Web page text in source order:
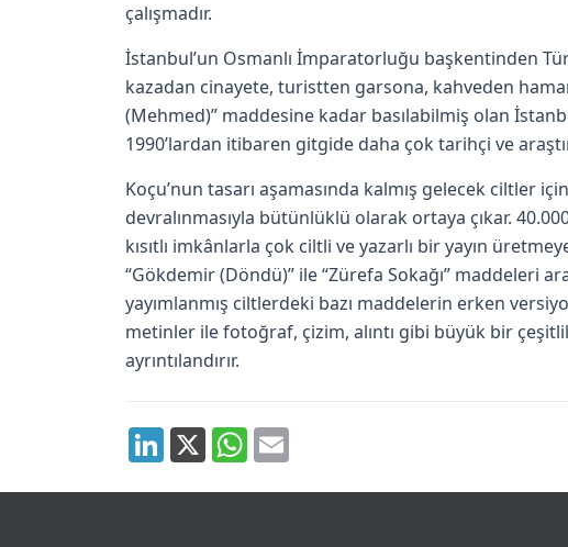
çalışmadır.
İstanbul’un Osmanlı İmparatorluğu başkentinden
kazadan cinayete, turistten garsona, kahveden
(Mehmed)” maddesine kadar basılabilmiş olan
1990’lardan itibaren gitgide daha çok tarihçi ve
Koçu’nun tasarı aşamasında kalmış gelecek ciltler
devralınmasıyla bütünlüklü olarak ortaya çıkar.
kısıtlı imkânlarla çok ciltli ve yazarlı bir yayın
“Gökdemir (Döndü)” ile “Zürefa Sokağı” maddeleri
yayımlanmış ciltlerdeki bazı maddelerin erken
metinler ile fotoğraf, çizim, alıntı gibi büyük bir
ayrıntılandırır.